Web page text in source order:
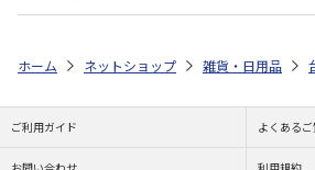
ホーム ネットショップ 雑貨・日用品
ご利用ガイド よくある